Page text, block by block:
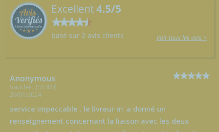
Excellent4.5/5
basé sur 2 avis clients Voir tous les avis >
Anonymous
Vauclerc (51300)
29/01/2024
service impeccable . le livreur m' a donné un
renseignement concernant la liaison avec les deux